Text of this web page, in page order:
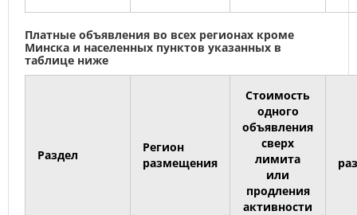
Платные объявления во всех регионах кроме
Минска и населенных пунктов указанных в
таблице ниже
Раздел
Регион
размещения
Стоимость
одного
объявления
сверх
лимита
или
продления
активности